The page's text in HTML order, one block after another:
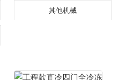
其他机械